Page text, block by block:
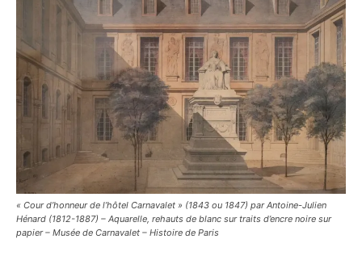
« Cour d’honneur de l’hôtel Carnavalet » (1843 ou 1847) par Antoine-Julien
Hénard (1812-1887) – Aquarelle, rehauts de blanc sur traits d’encre noire sur
papier – Musée de Carnavalet – Histoire de Paris